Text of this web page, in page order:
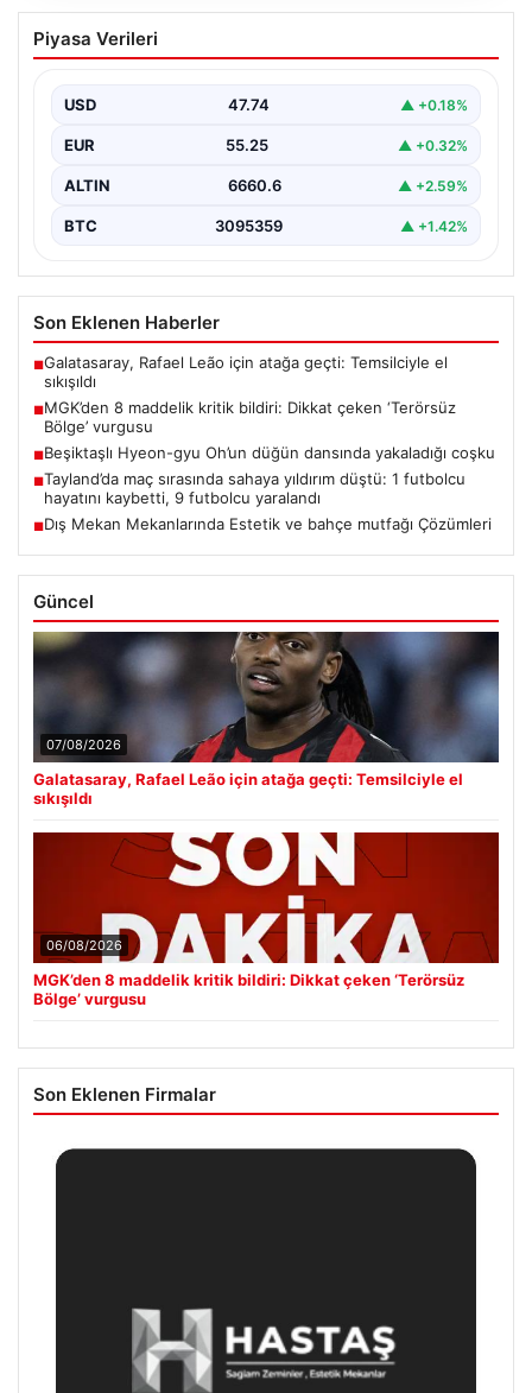
MGK’den 8 maddelik kritik bildiri: Dikkat
çeken ‘Terörsüz Bölge’ vurgusu
Piyasa Verileri
USD 47.74 ▲ +0.18%
EUR 55.25 ▲ +0.32%
ALTIN 6660.6 ▲ +2.59%
BTC 3095359 ▲ +1.42%
Son Eklenen Haberler
■Galatasaray, Rafael Leão için atağa geçti: Temsilciyle el
sıkışıldı
■MGK’den 8 maddelik kritik bildiri: Dikkat çeken ‘Terörsüz
Bölge’ vurgusu
■Beşiktaşlı Hyeon-gyu Oh’un düğün dansında yakaladığı coşku
■Tayland’da maç sırasında sahaya yıldırım düştü: 1 futbolcu
hayatını kaybetti, 9 futbolcu yaralandı
■Dış Mekan Mekanlarında Estetik ve bahçe mutfağı Çözümleri
Güncel
07/08/2026
Galatasaray, Rafael Leão için atağa geçti: Temsilciyle el
sıkışıldı
06/08/2026
MGK’den 8 maddelik kritik bildiri: Dikkat çeken ‘Terörsüz
Bölge’ vurgusu
Son Eklenen Firmalar